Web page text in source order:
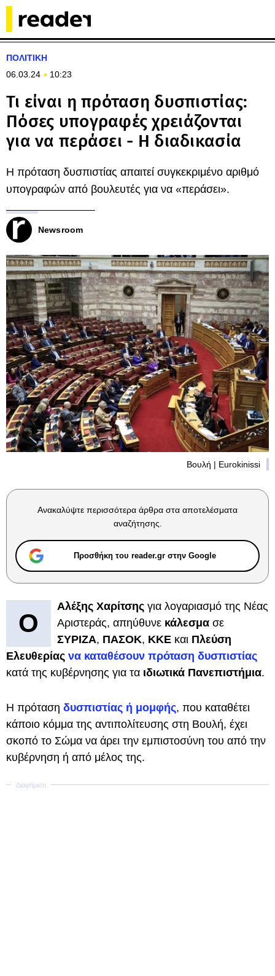
ΠΟΛΙΤΙΚΗ
06.03.24
10:23
Τι είναι η πρόταση δυσπιστίας:
Πόσες υπογραφές χρειάζονται
για να περάσει - Η διαδικασία
Η πρόταση δυσπιστίας απαιτεί συγκεκριμένο αριθμό
υπογραφών από βουλευτές για να «περάσει».
Newsroom
Βουλή | Eurokinissi
Ανακαλύψτε περισσότερα άρθρα στα αποτελέσματα
αναζήτησης.
Προσθήκη του reader.gr στην Google
Ο
Αλέξης Χαρίτσης για λογαριασμό της Νέας
Αριστεράς, απηύθυνε κάλεσμα σε
ΣΥΡΙΖΑ, ΠΑΣΟΚ, ΚΚΕ και Πλεύση
Ελευθερίας να καταθέσουν πρόταση δυσπιστίας
κατά της κυβέρνησης για τα ιδιωτικά Πανεπιστήμια.
Η πρόταση δυσπιστίας ή μομφής, που καταθέτει
κάποιο κόμμα της αντιπολίτευσης στη Βουλή, έχει
σκοπό το Σώμα να άρει την εμπιστοσύνη του από την
κυβέρνηση ή από μέλος της.